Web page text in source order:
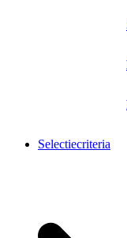
Selectiecriteria